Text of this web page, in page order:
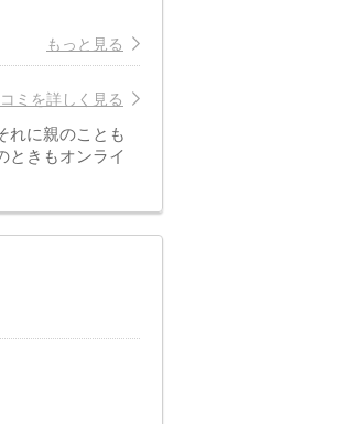
もっと見る
ミを詳しく見る
れに親のことも
ときもオンライ